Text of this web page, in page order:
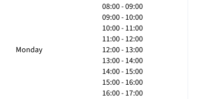
Monday
08:00 - 09:00
09:00 - 10:00
10:00 - 11:00
11:00 - 12:00
12:00 - 13:00
13:00 - 14:00
14:00 - 15:00
15:00 - 16:00
16:00 - 17:00